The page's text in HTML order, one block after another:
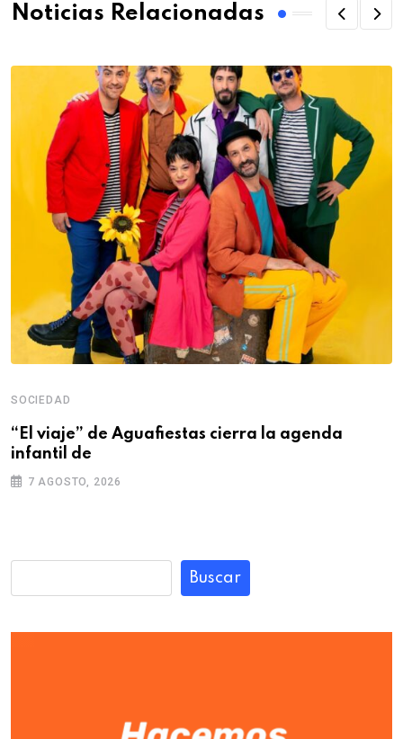
Noticias Relacionadas
SOCIEDAD
“El viaje” de Aguafiestas cierra la agenda
infantil de
7 AGOSTO, 2026
Buscar